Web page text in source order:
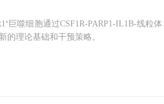
巨噬细胞通过CSF1R-PARP1-IL1B-线粒
的理论基础和干预策略。